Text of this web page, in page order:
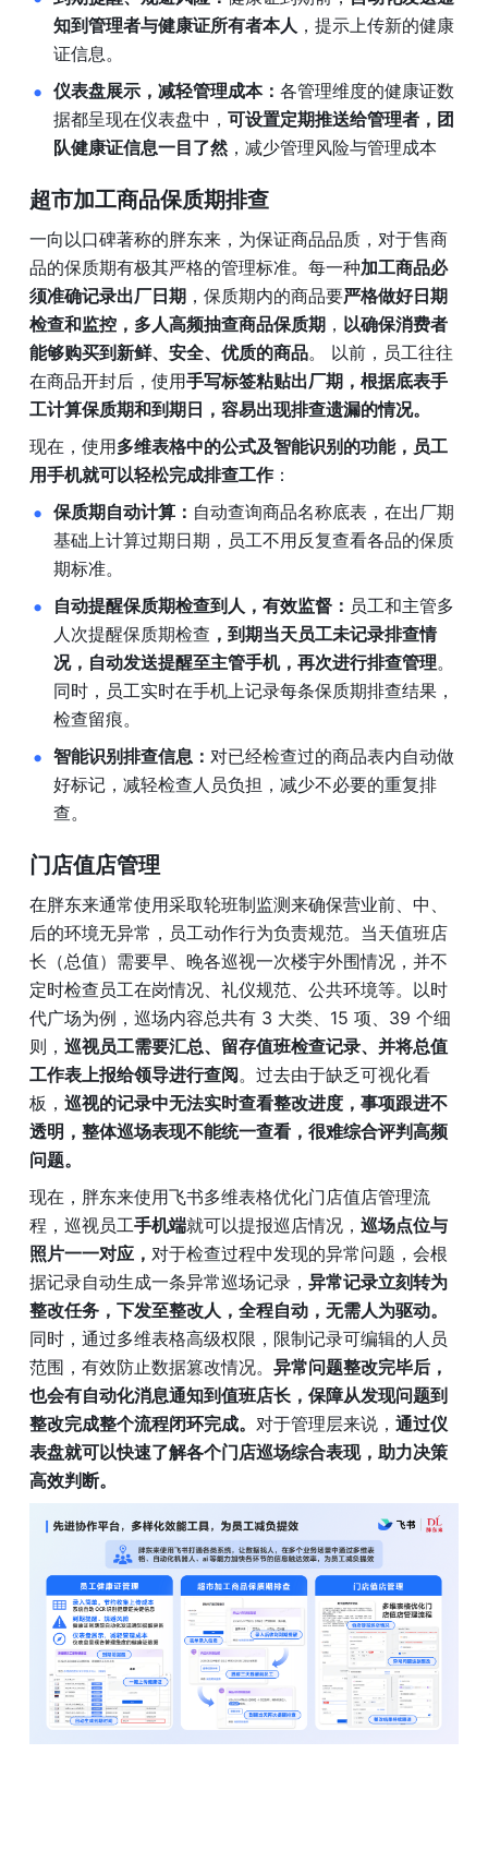
知到管理者与健康证所有者本人 ，提示上传新的健康
证信息。
仪表盘展示，减轻管理成本： 各管理维度的健康证数
据都呈现在仪表盘中， 可设置定期推送给管理者，团
队健康证信息一目了然，减少管理风险与管理成本
超市加工商品保质期排查
一向以口碑著称的胖东来，为保证商品品质，对于售商
品的保质期有极其严格的管理标准。每一种加工商品必
须准确记录出厂日期 ，保质期内的商品要严格做好日期
检查和监控，多人高频抽查商品保质期 ， 以确保消费者
能够购买到新鲜、安全、优质的商品。 以前，员工往往
在商品开封后，使用手写标签粘贴出厂期，根据底表手
工计算保质期和到期日，容易出现排查遗漏的情况。
现在，使用多维表格中的公式及智能识别的功能，员工
用手机就可以轻松完成排查工作：
保质期自动计算： 自动查询商品名称底表，在出厂期
基础上计算过期日期，员工不用反复查看各品的保质
期标准。
自动提醒保质期检查到人，有效监督： 员工和主管多
人次提醒保质期检查 ，到期当天员工未记录排查情
况，自动发送提醒至主管手机，再次进行排查管理。
同时，员工实时在手机上记录每条保质期排查结果，
检查留痕。
智能识别排查信息： 对已经检查过的商品表内自动做
好标记，减轻检查人员负担，减少不必要的重复排
查。
门店值店管理
在胖东来通常使用采取轮班制监测来确保营业前、中、
后的环境无异常，员工动作行为负责规范。当天值班店
长（总值）需要早、晚各巡视一次楼宇外围情况，并不
定时检查员工在岗情况、礼仪规范、公共环境等。以时
代广场为例，巡场内容总共有 3 大类、15 项、39 个细
则， 巡视员工需要汇总、留存值班检查记录、并将总值
工作表上报给领导进行查阅。过去由于缺乏可视化看
板， 巡视的记录中无法实时查看整改进度，事项跟进不
透明，整体巡场表现不能统一查看，很难综合评判高频
问题。
现在，胖东来使用飞书多维表格优化门店值店管理流
程，巡视员工手机端就可以提报巡店情况， 巡场点位与
照片一一对应， 对于检查过程中发现的异常问题，会根
据记录自动生成一条异常巡场记录， 异常记录立刻转为
整改任务，下发至整改人，全程自动，无需人为驱动。
同时，通过多维表格高级权限，限制记录可编辑的人员
范围，有效防止数据篡改情况。 异常问题整改完毕后，
也会有自动化消息通知到值班店长，保障从发现问题到
整改完成整个流程闭环完成。 对于管理层来说， 通过仪
表盘就可以快速了解各个门店巡场综合表现，助力决策
高效判断。